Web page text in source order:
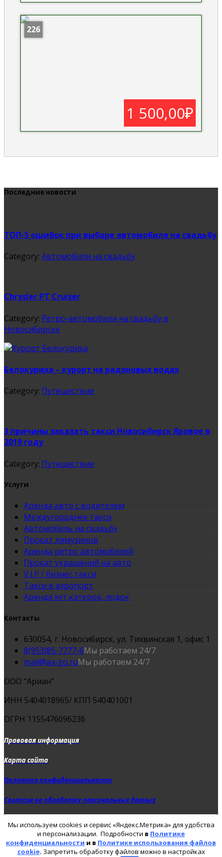
226
1 500,00₽
Последние новости
ТОП-5 ошибок при выборе автомобиля на свадьбу
Category: Автомобили на свадьбу
Chrysler PT Cruiser
Category: Ретро-автомобили на свадьбу в
Новосибирске
Белокуриха – курорт на радоновых водах
Category: Путешествие
3 причины заказать такси Новосибирск Яровое в
2019 году
Category: Путешествие
Услуги
Аренда авто с водителем
Междугороднее такси
Автомобиль на свадьбу
Прокат лимузинов
Аренда ретро автомобилей
Прокат украшений на авто
V.I.P / бизнес такси
Такси в аэропорт
Аренда яхт,катеров, лодок
Контакты
630054, г. Новосибирск, ул. Тихвинская 1, офис 1
8(953)85-7777-6Мы работаем 24/7
mail@aa-go.ruМы работаем 24/7
ООО “Ариан”
ИНН 5404018965/ КПП 540401001
ОГРН 1155476096236
Правовая информация
Карта сайта
Политика конфиденциальности
Согласие на обработку персональных данных
©2015 - 2025 Prestige Go. All Rights Reserved.
Написать в MAX
Мы используем cookies и сервис «Яндекс.Метрика» для удобства
и персонализации. Подробности в Политике
конфиденциальности и в Политике использования файлов
cookie. Запретить обработку файлов можно в настройках